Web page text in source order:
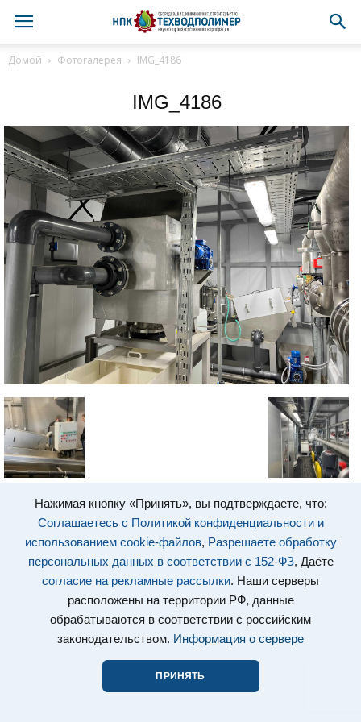
Нажимая кнопку «Принять», вы подтверждаете, что:
Соглашаетесь с Политикой конфиденциальности и
использованием cookie-файлов, Разрешаете обработку
персональных данных в соответствии с 152-ФЗ, Даёте
согласие на рекламные рассылки. Наши серверы
расположены на территории РФ, данные
обрабатываются в соответствии с российским
законодательством. Информация о сервере
ПРИНЯТЬ
Домой Фотогалерея IMG_4186
IMG_4186